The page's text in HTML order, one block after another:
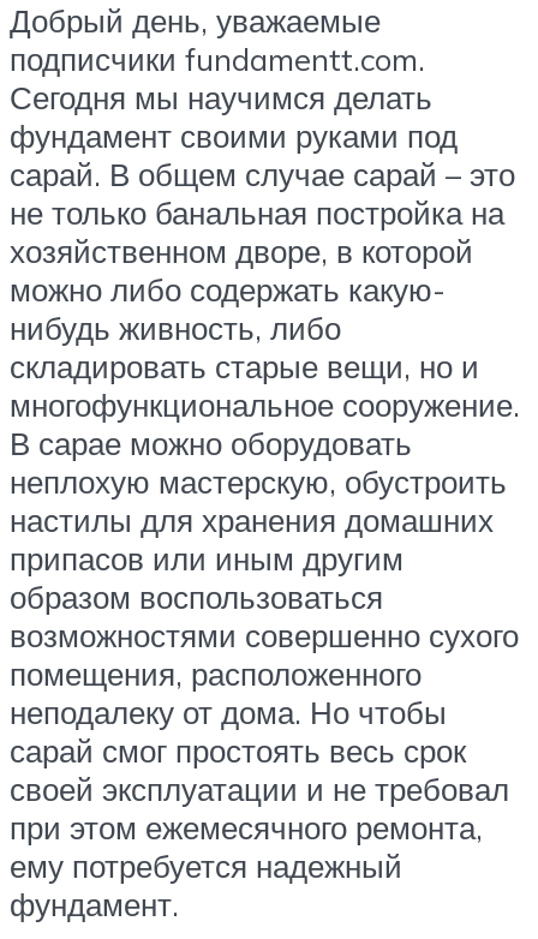
Добрый день, уважаемые
подписчики fundamentt.com.
Сегодня мы научимся делать
фундамент своими руками под
сарай. В общем случае сарай – это
не только банальная постройка на
хозяйственном дворе, в которой
можно либо содержать какую-
нибудь живность, либо
складировать старые вещи, но и
многофункциональное сооружение.
В сарае можно оборудовать
неплохую мастерскую, обустроить
настилы для хранения домашних
припасов или иным другим
образом воспользоваться
возможностями совершенно сухого
помещения, расположенного
неподалеку от дома. Но чтобы
сарай смог простоять весь срок
своей эксплуатации и не требовал
при этом ежемесячного ремонта,
ему потребуется надежный
фундамент.